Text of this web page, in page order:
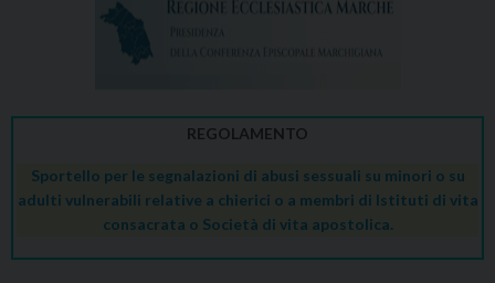
REGOLAMENTO
Sportello per le segnalazioni di abusi sessuali su minori o su
adulti vulnerabili relative a chierici o a membri di Istituti di vita
consacrata o Società di vita apostolica.